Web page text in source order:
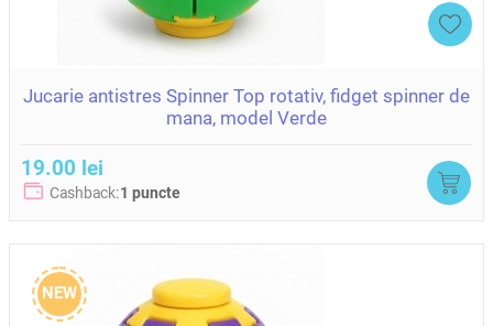
Jucarie antistres Spinner Top rotativ, fidget spinner de
mana, model Verde
19.00 lei
Cashback:1 puncte
NEW